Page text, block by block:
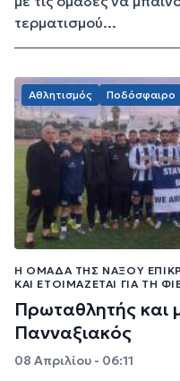
τερματισμού...
Αθλητισμός Ποδόσφαιρο
Η ΟΜΆΔΑ ΤΗΣ ΝΆΞΟΥ
ΚΑΙ ΕΤΟΙΜΆΖΕΤΑΙ ΓΙΑ ΤΗ
Πρωταθλητής και
Πανναξιακός
08 Απριλίου - 06:11